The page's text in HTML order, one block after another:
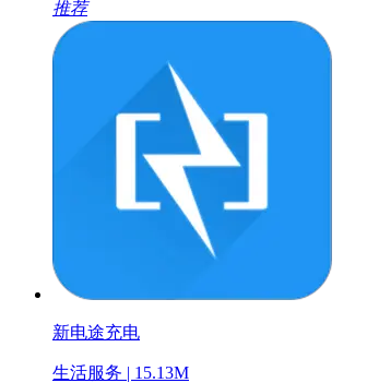
推荐
新电途充电
生活服务 | 15.13M